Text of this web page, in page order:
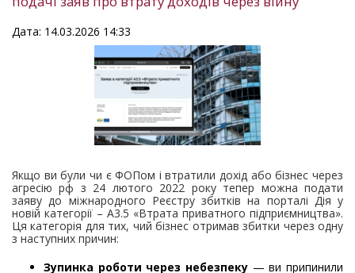
Дата: 14.03.2026 14:33
Якщо ви були чи є ФОПом і втратили дохід або бізнес через
агресію рф з 24 лютого 2022 року тепер можна подати
заяву до міжнародного Реєстру збитків на порталі Дія у
новій категорії – А3.5 «Втрата приватного підприємництва».
Ця категорія для тих, чий бізнес отримав збитки через одну
з наступних причин:
Зупинка роботи через небезпеку — ви припинили